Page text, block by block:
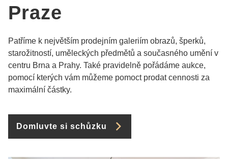
Praze
Patříme k největším prodejním galeriím obrazů, šperků,
starožitností, uměleckých předmětů a současného umění v
centru Brna a Prahy. Také pravidelně pořádáme aukce,
pomocí kterých vám můžeme pomoct prodat cennosti za
maximální částky.
Domluvte si schůzku